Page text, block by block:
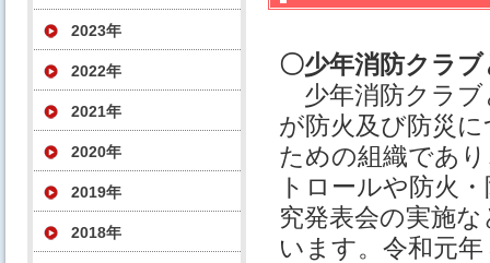
2023年
2022年
2021年
2020年
2019年
2018年
〇少年消防クラ
少年消防クラブ
が防火及び防災
ための組織であ
トロールや防火
究発表会の実施
います。令和元